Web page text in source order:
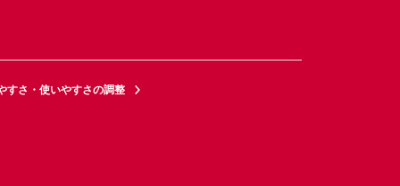
すさ・使いやすさの調整